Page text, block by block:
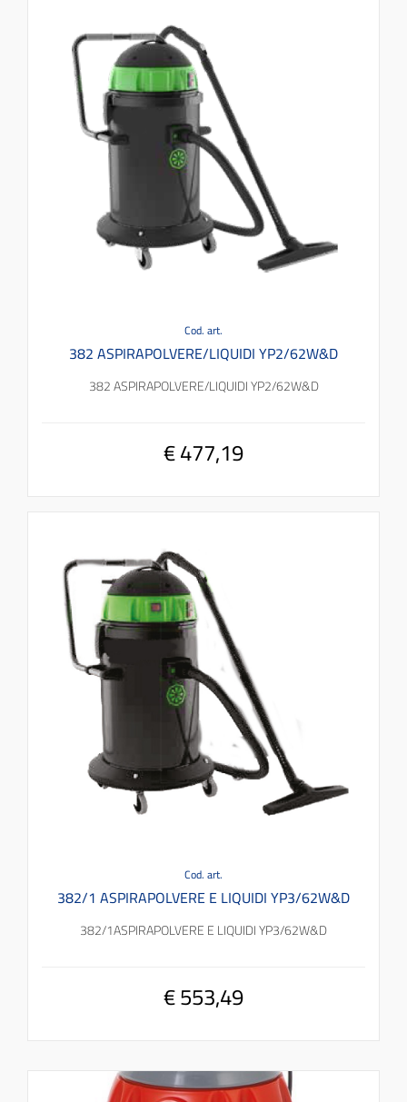
Cod. art.
382 ASPIRAPOLVERE/LIQUIDI YP2/62W&D
382 ASPIRAPOLVERE/LIQUIDI YP2/62W&D
€ 477,19
Cod. art.
382/1 ASPIRAPOLVERE E LIQUIDI YP3/62W&D
382/1ASPIRAPOLVERE E LIQUIDI YP3/62W&D
€ 553,49